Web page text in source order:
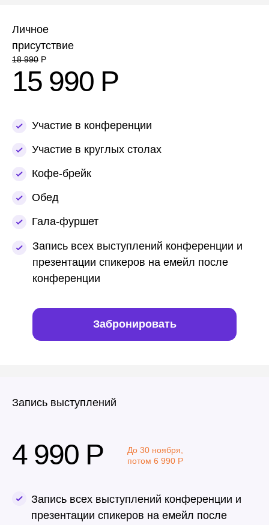
Запись выступлений
Личное
присутствие
Участие в конференции
Запись всех выступлений конференции и
презентации спикеров на емейл после
Кофе-брейк
4 990 Р
Обед
Гала-фуршет
15 990 Р
Участие в круглых столах
Забронировать
Запись всех выступлений конференции и
презентации спикеров на емейл после
конференции
До 30 ноября,
потом 6 990 Р
18 990 Р